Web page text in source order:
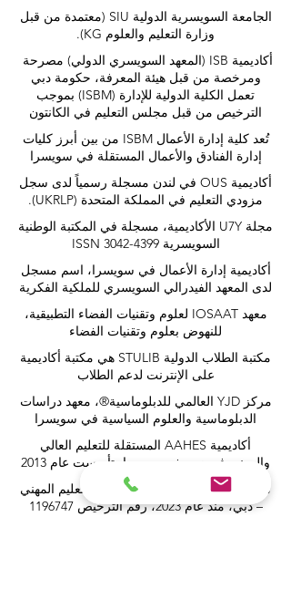
الجامعة السويسرية الدولية SIU
(معتمدة من قبل
وزارة التعليم والعلوم KG).
أكاديمية ISB (المعهد السويسري الدولي) مصرحة
ومرخصة من قبل هيئة المعرفة، حكومة دبي
تعمل الكلية الدولية للإدارة (ISBM) بموجب
الترخيص من قبل مجلس التعليم في الكانتون
تُعد كلية إدارة الأعمال ISBM من بين أبرز كليات
إدارة الفنادق والأعمال المستقلة في سويسرا
أكاديمية OUS في لندن مسجلة رسمياً لدى سجل
مزودي التعليم في المملكة المتحدة (UKRLP).
مجلة U7Y الأكاديمية، مسجلة في المكتبة الوطنية
السويسرية ISSN 3042-4399
أكاديمية إدارة الأعمال في سويسرا، اسم مسجل
لدى المعهد الفيدرالي السويسري للملكية الفكرية
معهد IOSAAT لعلوم وتقنيات الفضاء التطبيقية،
للنهوض بعلوم وتقنيات الفضاء
مكتبة الطلاب الدولية STULIB هي مكتبة أكاديمية
على الإنترنت لدعم الطلاب
مركز YJD العالمي للدبلوماسية®، معهد دراسات
الدبلوماسية والعلوم السياسية في سويسرا
أكاديمية AAHES المستقلة للتعليم العالي
والمهني في زيورخ، سويسرا، تأسست عام 2013
معهد SII السويسري الدولي، قسم التعليم المهني
– دبي، منذ عام 2023، رقم الترخيص 1196747